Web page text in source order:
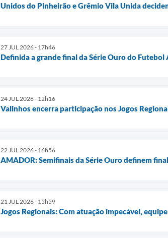
Unidos do Pinheirão e Grêmio Vila Unida
27 JUL 2026 - 17h46
Definida a grande final da Série Ouro do
24 JUL 2026 - 12h16
Valinhos encerra participação nos Jogos
22 JUL 2026 - 16h56
AMADOR: Semifinais da Série Ouro definem
21 JUL 2026 - 15h59
Jogos Regionais: Com atuação impecável,